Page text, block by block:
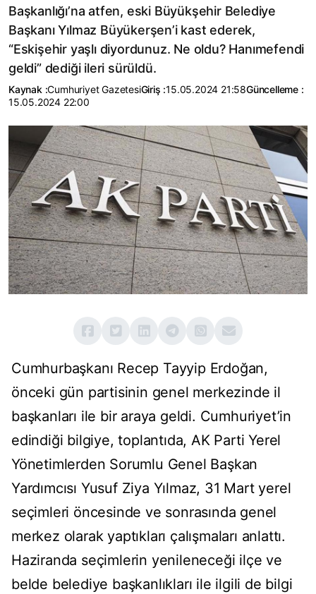
Başkanlığı’na atfen, eski Büyükşehir Belediye
Başkanı Yılmaz Büyükerşen’i kast ederek,
“Eskişehir yaşlı diyordunuz. Ne oldu? Hanımefendi
geldi” dediği ileri sürüldü.
Kaynak :Cumhuriyet GazetesiGiriş :15.05.2024 21:58Güncelleme :
15.05.2024 22:00
Cumhurbaşkanı Recep Tayyip Erdoğan,
önceki gün partisinin genel merkezinde il
başkanları ile bir araya geldi. Cumhuriyet’in
edindiği bilgiye, toplantıda, AK Parti Yerel
Yönetimlerden Sorumlu Genel Başkan
Yardımcısı Yusuf Ziya Yılmaz, 31 Mart yerel
seçimleri öncesinde ve sonrasında genel
merkez olarak yaptıkları çalışmaları anlattı.
Haziranda seçimlerin yenileneceği ilçe ve
belde belediye başkanlıkları ile ilgili de bilgi